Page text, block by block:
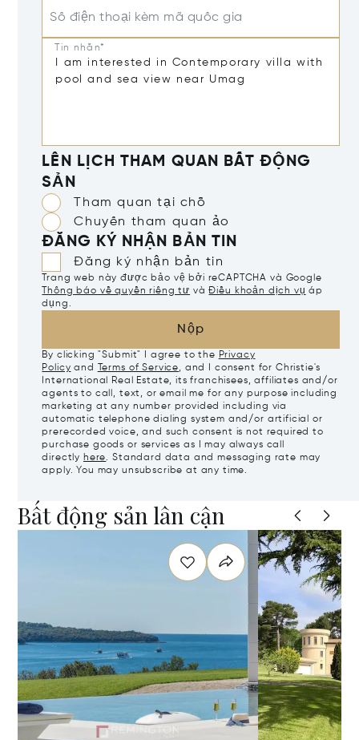
Số điện thoại kèm mã quốc gia
Tin nhắn*
LÊN LỊCH THAM QUAN BẤT ĐỘNG
SẢN
Tham quan tại chỗ
Chuyến tham quan ảo
ĐĂNG KÝ NHẬN BẢN TIN
Đăng ký nhận bản tin
Trang web này được bảo vệ bởi reCAPTCHA và Google
Thông báo về quyền riêng tư vàĐiều khoản dịch vụ áp
dụng.
Nộp
By clicking "Submit" I agree to the Privacy
Policy and Terms of Service, and I consent for Christie's
International Real Estate, its franchisees, affiliates and/or
agents to call, text, or email me for any purpose including
marketing at any number provided including via
automatic telephone dialing system and/or artificial or
prerecorded voice, and such consent is not required to
purchase goods or services as I may always call
directly here. Standard data and messaging rate may
apply. You may unsubscribe at any time.
Bất động sản lân cận